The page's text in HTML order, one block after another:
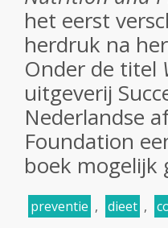
het eerst
herdruk na
Onder de titel
uitgeverij
Nederlandse
Foundation
boek mogelijk
preventie , dieet ,